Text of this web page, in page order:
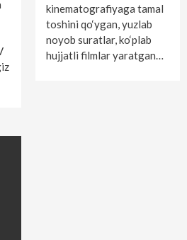
kinematografiyaga tamal
toshini qo‘ygan, yuzlab
noyob suratlar, ko‘plab
hujjatli filmlar yaratgan…